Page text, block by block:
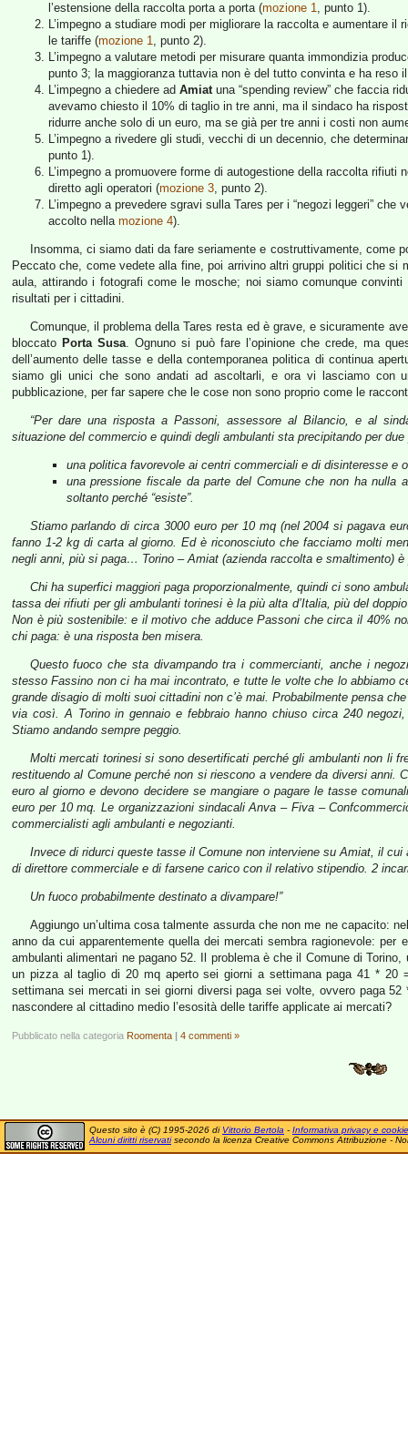
l’estensione della raccolta porta a porta (mozione 1, punto 1).
L’impegno a studiare modi per migliorare la raccolta e aumentare
le tariffe (mozione 1, punto 2).
L’impegno a valutare metodi per misurare quanta immondizia
punto 3; la maggioranza tuttavia non è del tutto convinta e ha reso
L’impegno a chiedere ad Amiatuna “spending review” che faccia
avevamo chiesto il 10% di taglio in tre anni, ma il sindaco ha
ridurre anche solo di un euro, ma se già per tre anni i costi non
L’impegno a rivedere gli studi, vecchi di un decennio, che
punto 1).
L’impegno a promuovere forme di autogestione della raccolta
diretto agli operatori (mozione 3, punto 2).
L’impegno a prevedere sgravi sulla Tares per i “negozi leggeri”
accolto nella mozione 4).
Insomma, ci siamo dati da fare seriamente e costruttivamente, come
Peccato che, come vedete alla fine, poi arrivino altri gruppi politici che si
aula, attirando i fotografi come le mosche; noi siamo comunque
risultati per i cittadini.
Comunque, il problema della Tares resta ed è grave, e sicuramente
bloccato Porta Susa. Ognuno si può fare l’opinione che crede, ma
dell’aumento delle tasse e della contemporanea politica di continua
siamo gli unici che sono andati ad ascoltarli, e ora vi lasciamo con
pubblicazione, per far sapere che le cose non sono proprio come le
“Per dare una risposta a Passoni, assessore al Bilancio, e al
situazione del commercio e quindi degli ambulanti sta precipitando per
una politica favorevole ai centri commerciali e di disinteresse e
una pressione fiscale da parte del Comune che non ha nulla
soltanto perché “esiste”.
Stiamo parlando di circa 3000 euro per 10 mq (nel 2004 si pagava
fanno 1-2 kg di carta al giorno.Ed è riconosciuto che facciamo molti
negli anni, più si paga… Torino – Amiat (azienda raccolta e smaltimento) è
Chi ha superfici maggiori paga proporzionalmente, quindi ci sono
tassa dei rifiuti per gli ambulanti torinesi è la più alta d’Italia, più del
Non è più sostenibile: e il motivo che adduce Passoni che circa il 40%
chi paga: è una risposta ben misera.
Questo fuoco che sta divampando tra i commercianti, anche i
stesso Fassino non ci ha mai incontrato, e tutte le volte che lo abbiamo
grande disagio di molti suoi cittadini non c’è mai. Probabilmente pensa
via così.A Torino in gennaio e febbraio hanno chiuso circa 240
Stiamo andando sempre peggio.
Molti mercati torinesi si sono desertificati perché gli ambulanti non li
restituendo al Comune perché non si riescono a vendere da diversi anni.
euro al giorno e devono decidere se mangiare o pagare le tasse
euro per 10 mq. Le organizzazioni sindacali Anva – Fiva –
commercialisti agli ambulanti e negozianti.
Invece di ridurci queste tasse il Comune non interviene su Amiat, il
di direttore commerciale e di farsene carico con il relativo stipendio. 2
Un fuoco probabilmente destinato a divampare!”
Aggiungo un’ultima cosa talmente assurda che non me ne capacito:
anno da cui apparentemente quella dei mercati sembra ragionevole:
ambulanti alimentari ne pagano 52. Il problema è che il Comune di
un pizza al taglio di 20 mq aperto sei giorni a settimana paga 41 *
settimana sei mercati in sei giorni diversi paga sei volte, ovvero paga
nascondere al cittadino medio l’esosità delle tariffe applicate ai mercati?
Pubblicato nella categoria Roomenta | 4 commenti »
Questo sito è (C) 1995-2026 di Vittorio Bertola - Informativa privacy e cookie
Alcuni diritti riservatisecondo la licenza Creative Commons Attribuzione -